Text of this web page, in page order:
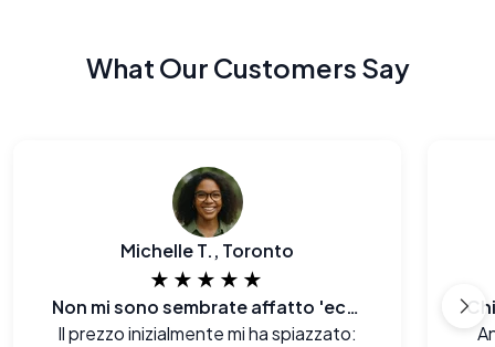
What Our Customers Say
Michelle T., Toronto
★★★★★
Non mi sono sembrate affatto 'economiche
Il prezzo inizialmente mi ha spiazzato: